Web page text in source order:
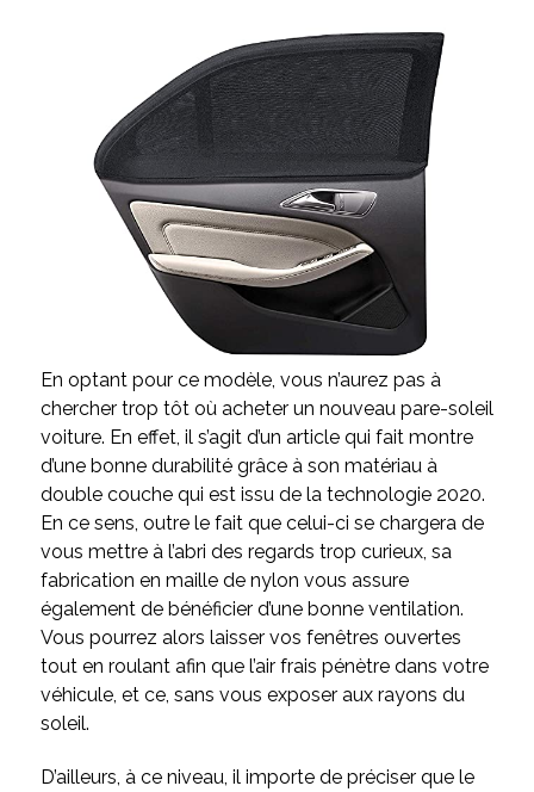
En optant pour ce modèle, vous n’aurez pas à
chercher trop tôt où acheter un nouveau pare-soleil
voiture. En effet, il s’agit d’un article qui fait montre
d’une bonne durabilité grâce à son matériau à
double couche qui est issu de la technologie 2020.
En ce sens, outre le fait que celui-ci se chargera de
vous mettre à l’abri des regards trop curieux, sa
fabrication en maille de nylon vous assure
également de bénéficier d’une bonne ventilation.
Vous pourrez alors laisser vos fenêtres ouvertes
tout en roulant afin que l’air frais pénètre dans votre
véhicule, et ce, sans vous exposer aux rayons du
soleil.
D’ailleurs, à ce niveau, il importe de préciser que le